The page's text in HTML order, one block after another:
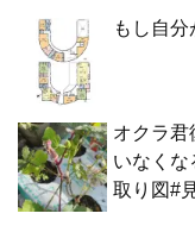
もし自
オクラ君
いなくな
取り図#